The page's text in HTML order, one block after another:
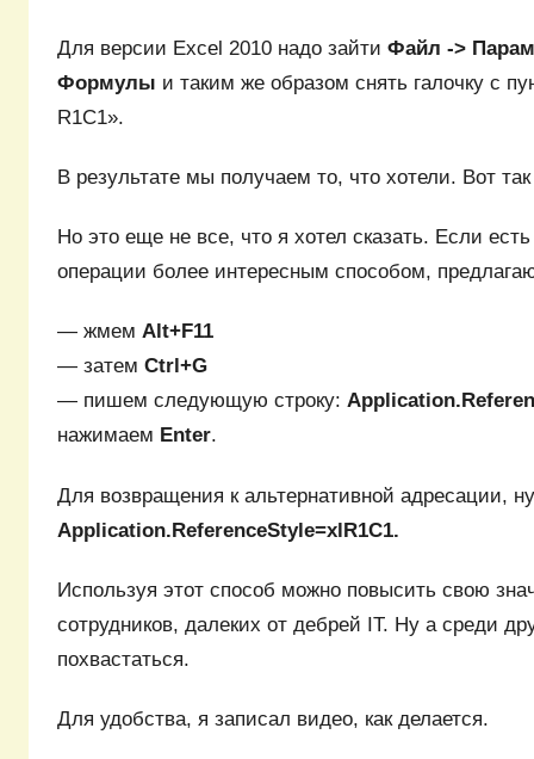
Для версии Excel 2010 надо зайти Файл ->
Формулы и таким же образом снять галочку с
R1C1».
В результате мы получаем то, что хотели. Вот
Но это еще не все, что я хотел сказать. Если
операции более интересным способом,
— жмем Alt+F11
— затем Ctrl+G
— пишем следующую строку:
нажимаем Enter.
Для возвращения к альтернативной адресации,
Application.ReferenceStyle=xlR1C1.
Используя этот способ можно повысить свою
сотрудников, далеких от дебрей IT. Ну а среди
похвастаться.
Для удобства, я записал видео, как делается.